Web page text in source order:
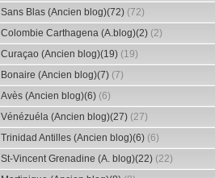
Sans Blas (Ancien blog)(72) (72)
Colombie Carthagena (A.blog)(2) (2)
Curaçao (Ancien blog)(19) (19)
Bonaire (Ancien blog)(7) (7)
Avès (Ancien blog)(6) (6)
Vénézuéla (Ancien blog)(27) (27)
Trinidad Antilles (Ancien blog)(6) (6)
St-Vincent Grenadine (A. blog)(22) (22)